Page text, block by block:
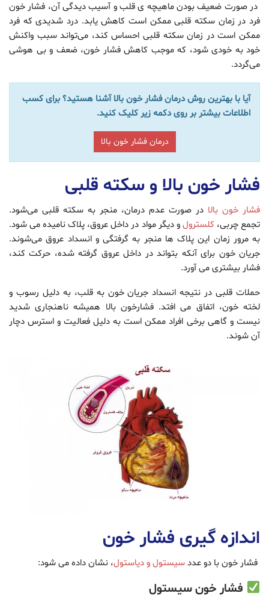
در صورت ضعیف بودن ماهیچه ی قلب و آسیب دیدگی آن، فشار خون
فرد در زمان سکته قلبی ممکن است کاهش یابد. درد شدیدی که فرد
ممکن است در زمان سکته قلبی احساس کند، می‌تواند سبب واکنش
خود به‌ خودی شود، که موجب کاهش فشار خون، ضعف و بی هوشی
می‌گردد.
آیا با بهترین روش درمان فشار خون بالا آشنا هستید؟ برای کسب
اطلاعات بیشتر بر روی دکمه زیر کلیک کنید.
درمان فشار خون بالا
فشار خون بالا و سکته قلبی
فشار خون بالا در صورت عدم درمان، منجر به سکته قلبی می‌شود.
تجمع چربی، کلسترولو دیگر مواد در داخل عروق، پلاک نامیده می شود.
به مرور زمان این پلاک ها منجر به گرفتگی و انسداد عروق می‌شوند.
جریان خون برای آنکه بتواند در داخل عروق گرفته شده، حرکت کند،
فشار بیشتری می آورد.
حملات قلبی در نتیجه انسداد جریان خون به قلب، به دلیل رسوب و
لخته خون، اتفاق می افتد. فشارخون بالا همیشه ناهنجاری شدید
نیست و گاهی برخی افراد ممکن است به دلیل فعالیت و استرس دچار
آن شوند.
اندازه گیری فشار خون
فشار خون با دو عددسیستول و دیاستول، نشان داده می شود:
فشار خون سیستول